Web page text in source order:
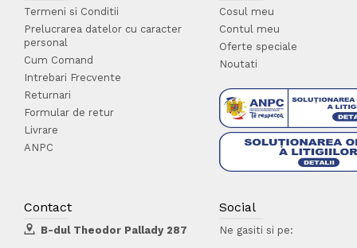
Termeni si Conditii
Prelucrarea datelor cu caracter
personal
Cum Comand
Intrebari Frecvente
Returnari
Formular de retur
Livrare
ANPC
Cosul meu
Contul meu
Oferte speciale
Noutati
Contact
B-dul Theodor Pallady 287
Social
Ne gasiti si pe: